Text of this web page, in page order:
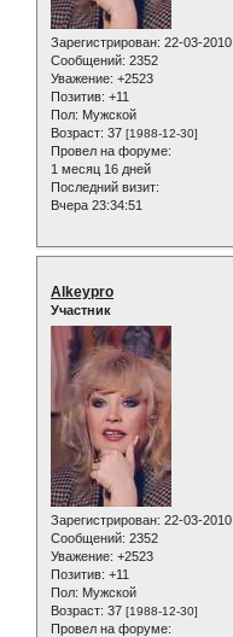
Зарегистрирован: 22-03-2010
Сообщений: 2352
Уважение: +2523
Позитив: +11
Пол: Мужской
Возраст: 37 [1988-12-30]
Провел на форуме:
1 месяц 16 дней
Последний визит:
Вчера 23:34:51
Alkeypro
Участник
Зарегистрирован: 22-03-2010
Сообщений: 2352
Уважение: +2523
Позитив: +11
Пол: Мужской
Возраст: 37 [1988-12-30]
Провел на форуме: